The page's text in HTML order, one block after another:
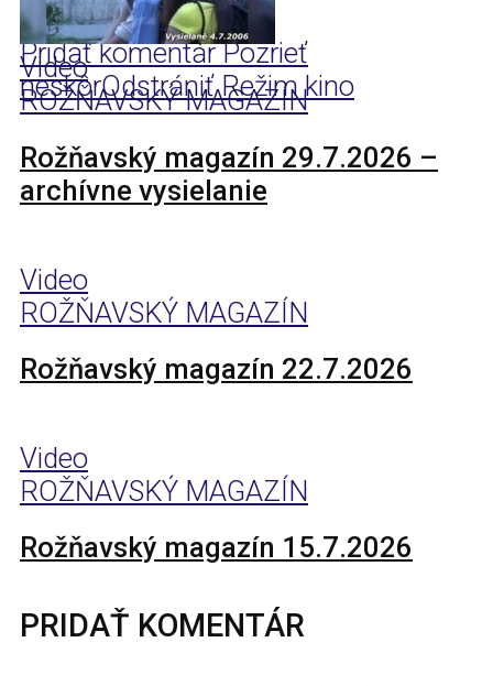
11. júla 2024
Pridať komentár Pozrieť
neskôrOdstrániťRežim kino
Video
ROŽŇAVSKÝ MAGAZÍN
Rožňavský magazín 29.7.2026 –
archívne vysielanie
Video
ROŽŇAVSKÝ MAGAZÍN
Rožňavský magazín 22.7.2026
Video
ROŽŇAVSKÝ MAGAZÍN
Rožňavský magazín 15.7.2026
PRIDAŤ KOMENTÁR